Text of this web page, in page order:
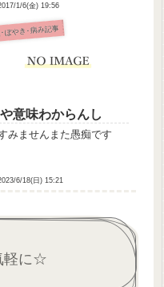
大変だったよー！＼(＾o
疲れすぎてヒステリーで
倒れるかと思ったよー！
想の訴えを傾聴...
1/6(金) 19:56
ぼやき･病み記事
意味わからんし
みませんまた愚痴です
6/18(日) 15:21
軽に☆